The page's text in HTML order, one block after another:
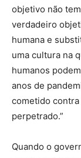
objetivo não
verdadeiro
humana e
uma cultura na
humanos
anos de
cometido contra
perpetrado.”
Quando o